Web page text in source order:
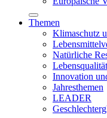
Themen
Klimaschutz
Natürliche
Innovation
Jahresthemen
LEADER